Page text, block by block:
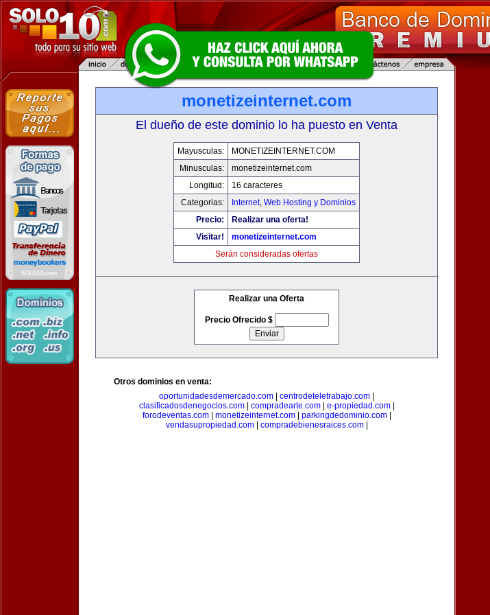
monetizeinternet.com
El dueño de este dominio lo ha puesto en Venta
Mayusculas:
MONETIZEINTERNET.COM
Minusculas:
monetizeinternet.com
Longitud:
16 caracteres
Categorias:
Internet, Web Hosting y Dominios
Precio:
Realizar una oferta!
Visitar!
monetizeinternet.com
Serán consideradas ofertas
Realizar una Oferta
Precio Ofrecido $
Otros dominios en venta:
oportunidadesdemercado.com
centrodeteletrabajo.com
clasificadosdenegocios.com| compradearte.com| e-propiedad.com|
forodeventas.com| monetizeinternet.com| parkingdedominio.com|
vendasupropiedad.com| compradebienesraices.com|